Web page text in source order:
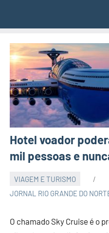
Hotel voador
mil pessoas e
VIAGEM E TURISMO
JORNAL RIO GRANDE DO
O chamado Sky Cruise é o